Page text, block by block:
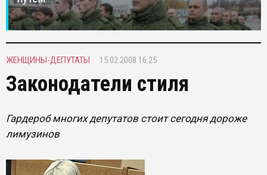
ЖЕНЩИНЫ-ДЕПУТАТЫ 15.02.2008 16:25
Законодатели стиля
Гардероб многих депутатов стоит сегодня дороже
лимузинов